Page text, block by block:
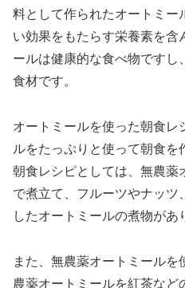
料として作られたオートミー
い効果をもたらす栄養素を含
ールは健康的な食べ物ですし
食材です。
オートミールを使った朝食レ
ルをたっぷりと使って朝食
朝食レシピとしては、無農薬
で煮立て、フルーツやナッ
したオートミールの煮物があ
また、無農薬オートミール
農薬オートミールを紅茶など